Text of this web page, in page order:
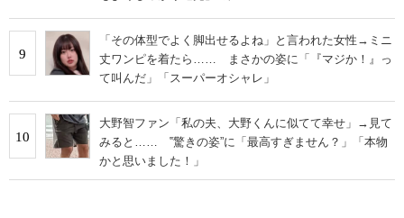
9
「その体型でよく脚出せるよね」と言われた女性→ミニ
丈ワンピを着たら…… まさかの姿に「『マジか！』っ
て叫んだ」「スーパーオシャレ」
10
大野智ファン「私の夫、大野くんに似てて幸せ」→見て
みると…… ‟驚きの姿”に「最高すぎません？」「本物
かと思いました！」